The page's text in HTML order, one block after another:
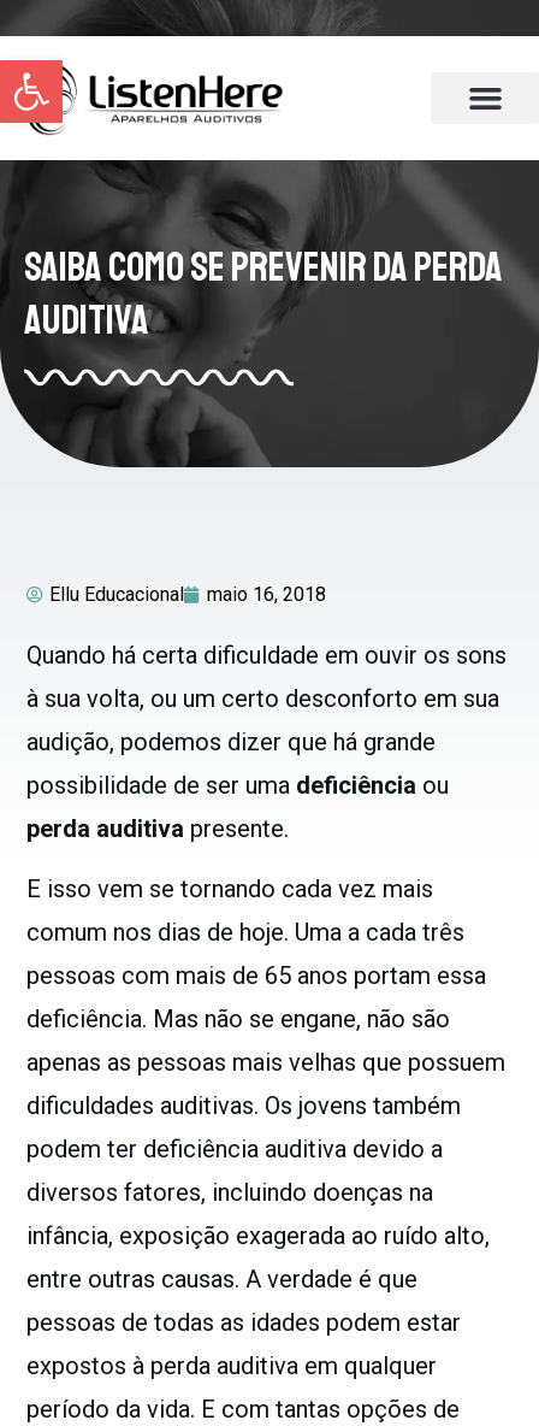
Abrir a barra de ferramentas
Saiba Como se Prevenir da Perda
Auditiva
Ellu Educacional maio 16, 2018
Quando há certa dificuldade em ouvir os sons
à sua volta, ou um certo desconforto em sua
audição, podemos dizer que há grande
possibilidade de ser uma deficiência ou
perda auditiva presente.
E isso vem se tornando cada vez mais
comum nos dias de hoje. Uma a cada três
pessoas com mais de 65 anos portam essa
deficiência. Mas não se engane, não são
apenas as pessoas mais velhas que possuem
dificuldades auditivas. Os jovens também
podem ter deficiência auditiva devido a
diversos fatores, incluindo doenças na
infância, exposição exagerada ao ruído alto,
entre outras causas. A verdade é que
pessoas de todas as idades podem estar
expostos à perda auditiva em qualquer
período da vida. E com tantas opções de